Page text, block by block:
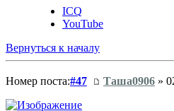
ICQ
YouTube
Вернуться к началу
Номер поста:#47 Таша0906 »